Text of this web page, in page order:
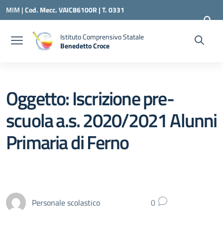
Vai ai contenuti
Vai al menu di navigazione
Vai al footer
MIM |Cod. Mecc. VAIC86100R | T. 0331
240260 | VAIC86100R@ISTRUZIONE.IT
Istituto Comprensivo Statale
Benedetto Croce
Oggetto: Iscrizione pre-
scuola a.s. 2020/2021 Alunni
Primaria di Ferno
Personale scolastico 0